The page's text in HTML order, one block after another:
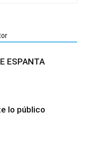
ESPANTA
lo público